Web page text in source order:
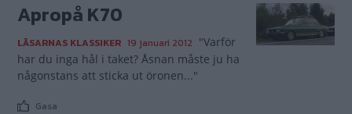
Apropå K70
LÄSARNAS KLASSIKER 19 januari 2012 "Varför
har du inga hål i taket? Åsnan måste ju ha
någonstans att sticka ut öronen..."
Gasa